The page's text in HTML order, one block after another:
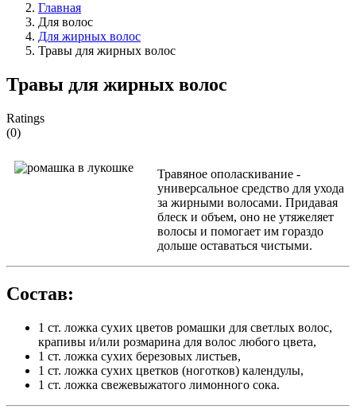
Главная
Для волос
Для жирных волос
Травы для жирных волос
Травы для жирных волос
Ratings
(0)
Травяное ополаскивание -
универсальное средство для ухода
за жирными волосами. Придавая
блеск и объем, оно не утяжеляет
волосы и помогает им гораздо
дольше оставаться чистыми.
Состав:
1 ст. ложка сухих цветов ромашки для светлых волос,
крапивы и/или розмарина для волос любого цвета,
1 ст. ложка сухих березовых листьев,
1 ст. ложка сухих цветков (ноготков) календулы,
1 ст. ложка свежевыжатого лимонного сока.